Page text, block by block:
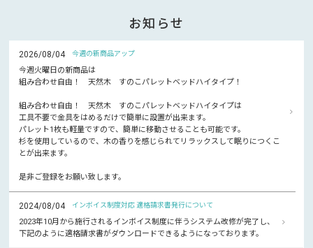
お知らせ
2026/08/04 今週の新商品アップ
今週火曜日の新商品は
組み合わせ自由！ 天然木 すのこパレットベッドハイタイプ！
組み合わせ自由！ 天然木 すのこパレットベッドハイタイプは
工具不要で金具をはめるだけで簡単に設置が出来ます。
パレット1枚も軽量ですので、簡単に移動させることも可能です。
杉を使用しているので、木の香りを感じられてリラックスして眠りにつくこ
とが出来ます。
是非ご登録をお願い致します。
2024/08/04 インボイス制度対応 適格請求書発行について
2023年10月から施行されるインボイス制度に伴うシステム改修が完了し、
下記のように適格請求書がダウンロードできるようになっております。